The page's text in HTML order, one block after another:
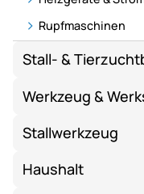
Rupfmaschinen
Stall- &
Werkzeug &
Stallwerkzeug
Haushalt